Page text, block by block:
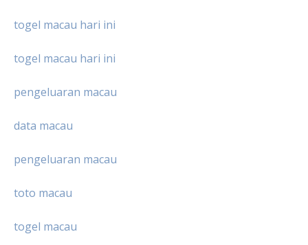
togel macau hari ini
togel macau hari ini
pengeluaran macau
data macau
pengeluaran macau
toto macau
togel macau